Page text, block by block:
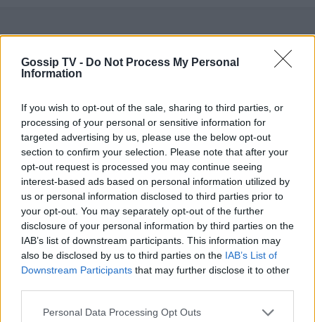
Gossip TV - Do Not Process My Personal
Information
If you wish to opt-out of the sale, sharing to third parties, or
processing of your personal or sensitive information for
targeted advertising by us, please use the below opt-out
section to confirm your selection. Please note that after your
opt-out request is processed you may continue seeing
interest-based ads based on personal information utilized by
us or personal information disclosed to third parties prior to
your opt-out. You may separately opt-out of the further
disclosure of your personal information by third parties on the
IAB’s list of downstream participants. This information may
also be disclosed by us to third parties on the IAB’s List of
Downstream Participants that may further disclose it to other
Personal Data Processing Opt Outs